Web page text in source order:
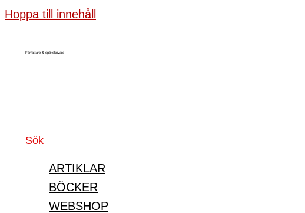
Hoppa till innehåll
Författare & spökskrivare
Sök
ARTIKLAR
BÖCKER
WEBSHOP